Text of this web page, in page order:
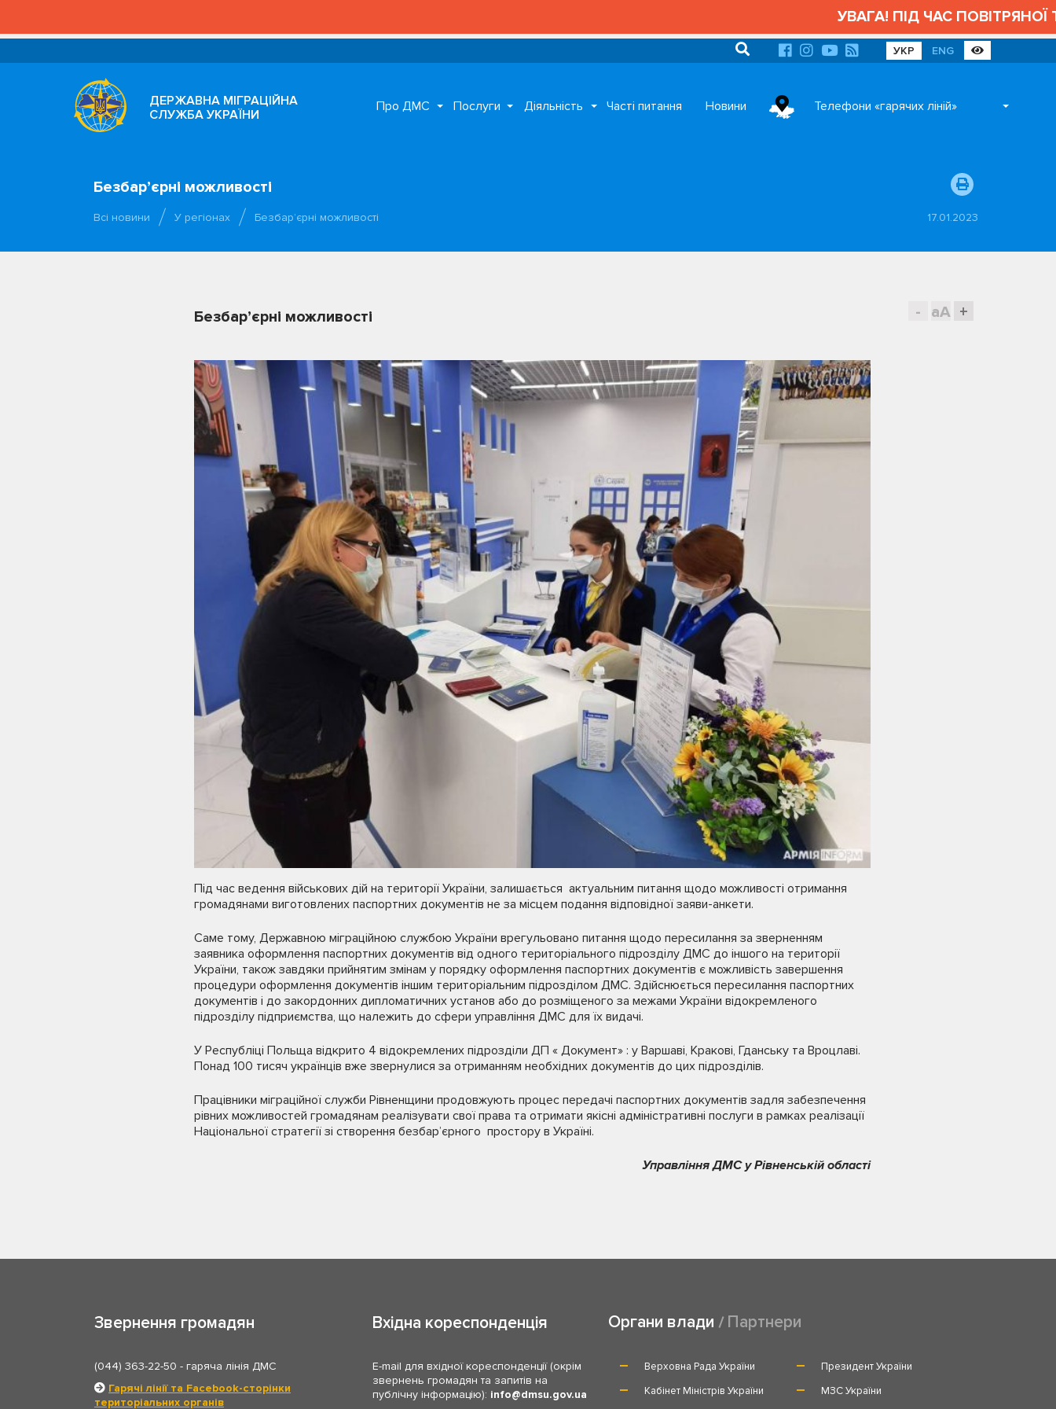
УВАГА! ПІД ЧАС ПОВІТРЯНОЇ
УКР ENG
ДЕРЖАВНА МІГРАЦІЙНА
СЛУЖБА УКРАЇНИ
Про ДМС Послуги Діяльність Часті питання Новини Телефони «гарячих ліній»
Безбар’єрні можливості
Всі новини У регіонах Безбар’єрні можливості 17.01.2023
- aA +
Безбар’єрні можливості
Під час ведення військових дій на території України, залишається актуальним питання щодо можливості отримання
громадянами виготовлених паспортних документів не за місцем подання відповідної заяви-анкети.
Саме тому, Державною міграційною службою України врегульовано питання щодо пересилання за зверненням
заявника оформлення паспортних документів від одного територіального підрозділу ДМС до іншого на території
України, також завдяки прийнятим змінам у порядку оформлення паспортних документів є можливість завершення
процедури оформлення документів іншим територіальним підрозділом ДМС. Здійснюється пересилання паспортних
документів і до закордонних дипломатичних установ або до розміщеного за межами України відокремленого
підрозділу підприємства, що належить до сфери управління ДМС для їх видачі.
У Республіці Польща відкрито 4 відокремлених підрозділи ДП « Документ» : у Варшаві, Кракові, Гданську та Вроцлаві.
Понад 100 тисяч українців вже звернулися за отриманням необхідних документів до цих підрозділів.
Працівники міграційної служби Рівненщини продовжують процес передачі паспортних документів задля забезпечення
рівних можливостей громадянам реалізувати свої права та отримати якісні адміністративні послуги в рамках реалізації
Національної стратегії зі створення безбар’єрного простору в Україні.
Управління ДМС у Рівненській області
Звернення громадян
(044) 363-22-50 - гаряча лінія ДМС
Гарячі лінії та Facebook-сторінки
територіальних органів
Вхідна кореспонденція
E-mail для вхідної кореспонденції (окрім
звернень громадян та запитів на
публічну інформацію): info dmsu.gov.ua
Органи влади Партнери
Верховна Рада України
Президент України
Кабінет Міністрів України
МЗС України